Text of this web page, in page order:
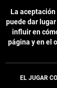
La
puede dar lugar
influir en
página y en el
EL JUGAR